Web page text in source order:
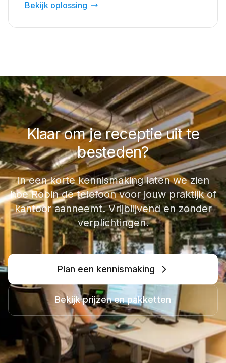
Bekijk oplossing
Klaar om je receptie uit te
besteden?
In een korte kennismaking laten we zien
hoe Robin de telefoon voor jouw praktijk of
kantoor aanneemt. Vrijblijvend en zonder
verplichtingen.
Plan een kennismaking
Bekijk prijzen en pakketten